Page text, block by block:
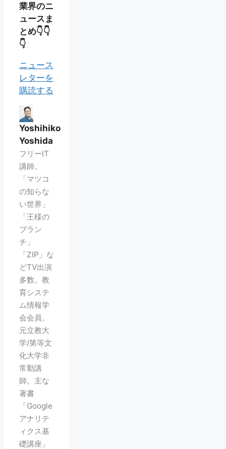
業界のニ
ュースま
とめ👇👇
👇
ニュース
レターを
購読する
Yoshihiko
Yoshida
フリーIT
講師。
「マツコ
の知らな
い世界」
「王様の
ブラン
チ」
「ZIP」な
どTV出演
多数。教
育システ
ム情報学
会会員。
元立教大
学/第等文
化大学非
常勤講
師。主な
著書
「Google
アナリテ
ィクス基
礎講座」